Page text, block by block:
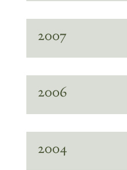
2007
2006
2004